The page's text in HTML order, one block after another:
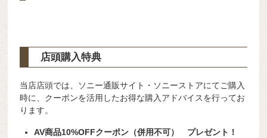
店頭購入特典
当店店頭では、ソニー通販サイト・ソニーストアにてご購入
時に、クーポンを活用したお得な購入アドバイスを行ってお
ります。
AV商品10%OFFクーポン（併用不可） プレゼント！